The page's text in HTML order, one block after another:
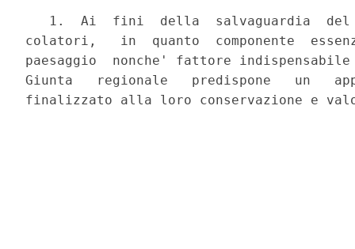
1.  Ai  fini  della  salvaguardia
colatori,   in  quanto  componente
paesaggio  nonche' fattore
Giunta   regionale   predispone   un